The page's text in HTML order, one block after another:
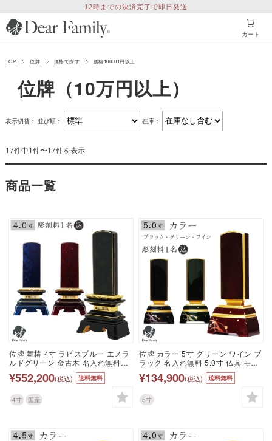
12時までの決済完了で即日発送
カート
TOP 位牌 価格で探す 価格100001円以上
位牌（10万円以上）
表示切替： 並び順： 在庫：
17件中1件〜17件を表示
商品一覧
位牌 舞椿 4寸 ラピスブルー エメラ
ルドグリーン 金古木 名入れ無料
4.0寸 仏具 モダン 現代位牌 49日 四
十九日 法要 国産 日本製 漆 漆塗 呂
色 名入れ 彫刻 名前 戒名 梵字 終活
供養 水子 水子供養 本位牌 花 椿
¥552,200(税込) 送料無料
4寸 国産
位牌 カラー 5寸 グリーン ワイン ブ
ラック 名入れ無料 5.0寸 仏具 モダ
ン 現代位牌 49日 四十九日 法要 名
入れ 彫刻 名前 戒名 梵字 終活 供養
水子 水子供養 本位牌 蒔絵 漆器 漆
工芸 金 金紛 赤 ボルドー ワインレ
ッド グリーン 黒
¥134,900(税込) 送料無料
5寸